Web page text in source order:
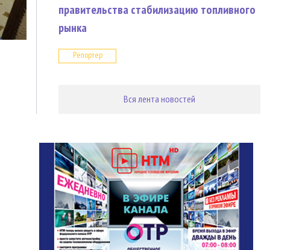
правительства стабилизацию топливного
рынка
Репортер
Вся лента новостей